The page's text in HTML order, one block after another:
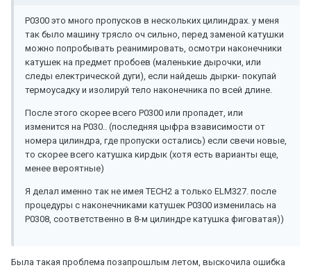
P0300 это много пропусков в нескольких цилиндрах. у меня
так было машину трясло оч сильно, перед заменой катушки
можно попробывать реанимировать, осмотри наконечники
катушек на предмет пробоев (маленькие дырочки, или
следы електрической дуги), если найдешь дырки- покупай
термоусадку и изолируй тело наконечника по всей длине.
После этого скорее всего P0300 или пропадет, или
изменится на P030.. (последняя цыфра взависимости от
номера цилиндра, где пропуски остались) если свечи новые,
то скорее всего катушка кирдык (хотя есть варианты еще,
менее вероятные)
Я делал именно так не имея ТЕСН2 а только ELM327. после
процедуры с наконечниками катушек Р0300 изменилась на
Р0308, соответственно в 8-м цилиндре катушка фиговатая))
Была такая проблема позапрошлым летом, выскочила ошибка